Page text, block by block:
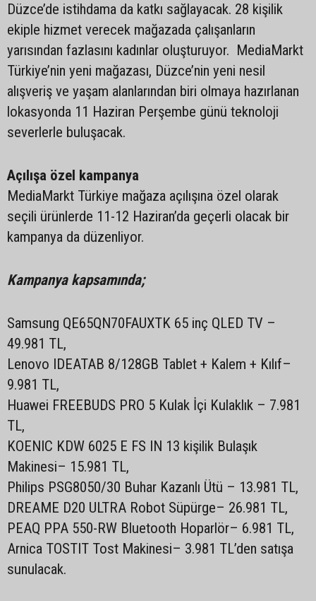
Düzce’de istihdama da katkı sağlayacak. 28 kişilik
ekiple hizmet verecek mağazada çalışanların
yarısından fazlasını kadınlar oluşturuyor. MediaMarkt
Türkiye’nin yeni mağazası, Düzce’nin yeni nesil
alışveriş ve yaşam alanlarından biri olmaya hazırlanan
lokasyonda 11 Haziran Perşembe günü teknoloji
severlerle buluşacak.
Açılışa özel kampanya
MediaMarkt Türkiye mağaza açılışına özel olarak
seçili ürünlerde 11-12 Haziran’da geçerli olacak bir
kampanya da düzenliyor.
Kampanya kapsamında;
Samsung QE65QN70FAUXTK 65 inç QLED TV –
49.981 TL,
Lenovo IDEATAB 8/128GB Tablet + Kalem + Kılıf–
9.981 TL,
Huawei FREEBUDS PRO 5 Kulak İçi Kulaklık – 7.981
TL,
KOENIC KDW 6025 E FS IN 13 kişilik Bulaşık
Makinesi– 15.981 TL,
Philips PSG8050/30 Buhar Kazanlı Ütü – 13.981 TL,
DREAME D20 ULTRA Robot Süpürge– 26.981 TL,
PEAQ PPA 550-RW Bluetooth Hoparlör– 6.981 TL,
Arnica TOSTIT Tost Makinesi– 3.981 TL’den satışa
sunulacak.